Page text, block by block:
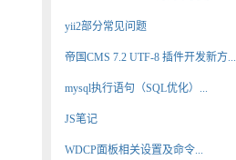
yii2部分常见问题
帝国CMS 7.2 UTF-8 插件开发新方...
mysql执行语句（SQL优化）...
JS笔记
WDCP面板相关设置及命令...